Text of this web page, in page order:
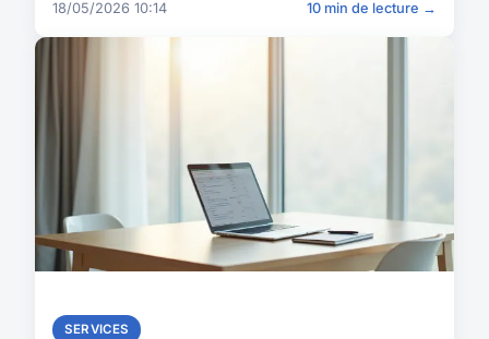
18/05/2026 10:14 10 min de lecture →
SERVICES